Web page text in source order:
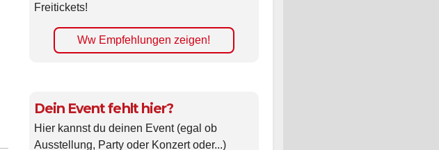
Freitickets!
Ww Empfehlungen zeigen!
Dein Event fehlt hier?
Hier kannst du deinen Event (egal ob
Ausstellung, Party oder Konzert oder...)